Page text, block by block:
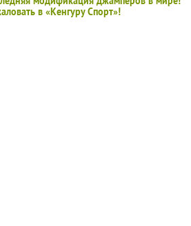
в «Кенгуру Спорт»!